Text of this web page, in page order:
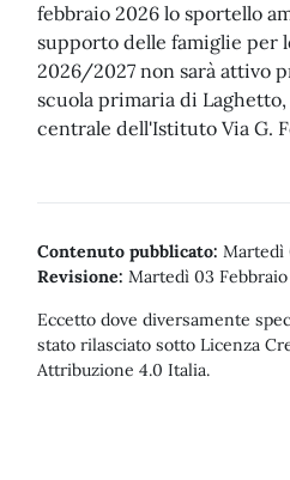
febbraio 2026 lo sportello
supporto delle famiglie per
2026/2027 non sarà attivo
scuola primaria di Laghetto,
centrale dell'Istituto Via G.
Contenuto pubblicato: Martedì
Revisione: Martedì 03
Eccetto dove diversamente
stato rilasciato sotto Licenza
Attribuzione 4.0 Italia.